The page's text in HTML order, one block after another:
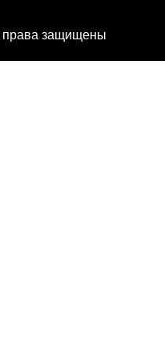
права защищены